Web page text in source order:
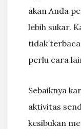
akan Anda
lebih sukar.
tidak
perlu cara
Sebaiknya
aktivitas
kesibukan